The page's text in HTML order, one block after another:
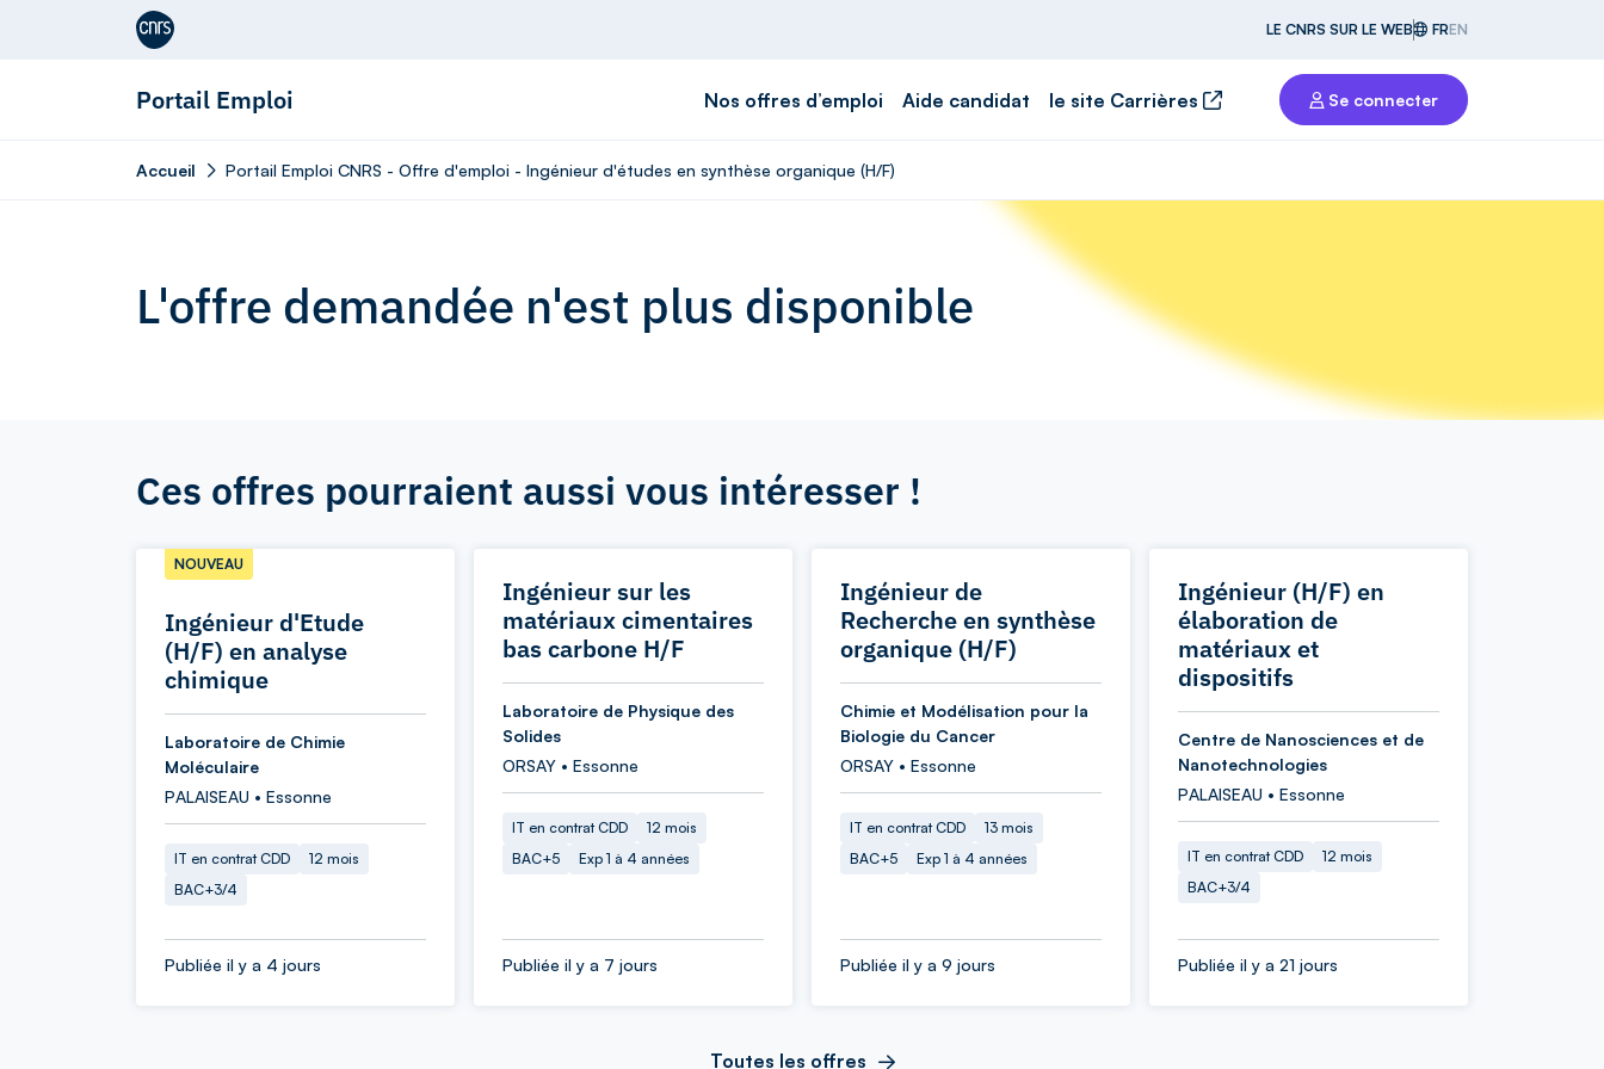
Aller au contenu
LE CNRS SUR LE WEB FREN
Portail Emploi Nos offres d’emploi Aide candidat le site Carrières Se connecter
Accueil Portail Emploi CNRS - Offre d'emploi - Ingénieur d'études en synthèse organique (H/F)
L'offre demandée n'est plus disponible
Ces offres pourraient aussi vous intéresser !
Ingénieur d'Etude
(H/F) en analyse
chimique
NOUVEAU
Laboratoire de Chimie
Moléculaire
PALAISEAU • Essonne
IT en contrat CDD
12 mois
BAC+3/4
Publiée il y a 4 jours
Ingénieur sur les
matériaux cimentaires
bas carbone H/F
Laboratoire de Physique des
Solides
ORSAY • Essonne
IT en contrat CDD
12 mois
BAC+5
Exp 1 à 4 années
Publiée il y a 7 jours
Ingénieur de
Recherche en synthèse
organique (H/F)
Chimie et Modélisation pour la
Biologie du Cancer
ORSAY • Essonne
IT en contrat CDD
13 mois
BAC+5
Exp 1 à 4 années
Publiée il y a 9 jours
Ingénieur (H/F) en
élaboration de
matériaux et
dispositifs
Centre de Nanosciences et de
Nanotechnologies
PALAISEAU • Essonne
IT en contrat CDD
12 mois
BAC+3/4
Publiée il y a 21 jours
Toutes les offres